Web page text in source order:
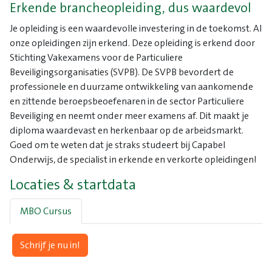
Erkende brancheopleiding, dus waardevol
Je opleiding is een waardevolle investering in de toekomst. Al
onze opleidingen zijn erkend. Deze opleiding is erkend door
Stichting Vakexamens voor de Particuliere
Beveiligingsorganisaties (SVPB). De SVPB bevordert de
professionele en duurzame ontwikkeling van aankomende
en zittende beroepsbeoefenaren in de sector Particuliere
Beveiliging en neemt onder meer examens af. Dit maakt je
diploma waardevast en herkenbaar op de arbeidsmarkt.
Goed om te weten dat je straks studeert bij Capabel
Onderwijs, de specialist in erkende en verkorte opleidingen!
Locaties & startdata
MBO Cursus
Schrijf je nu in!